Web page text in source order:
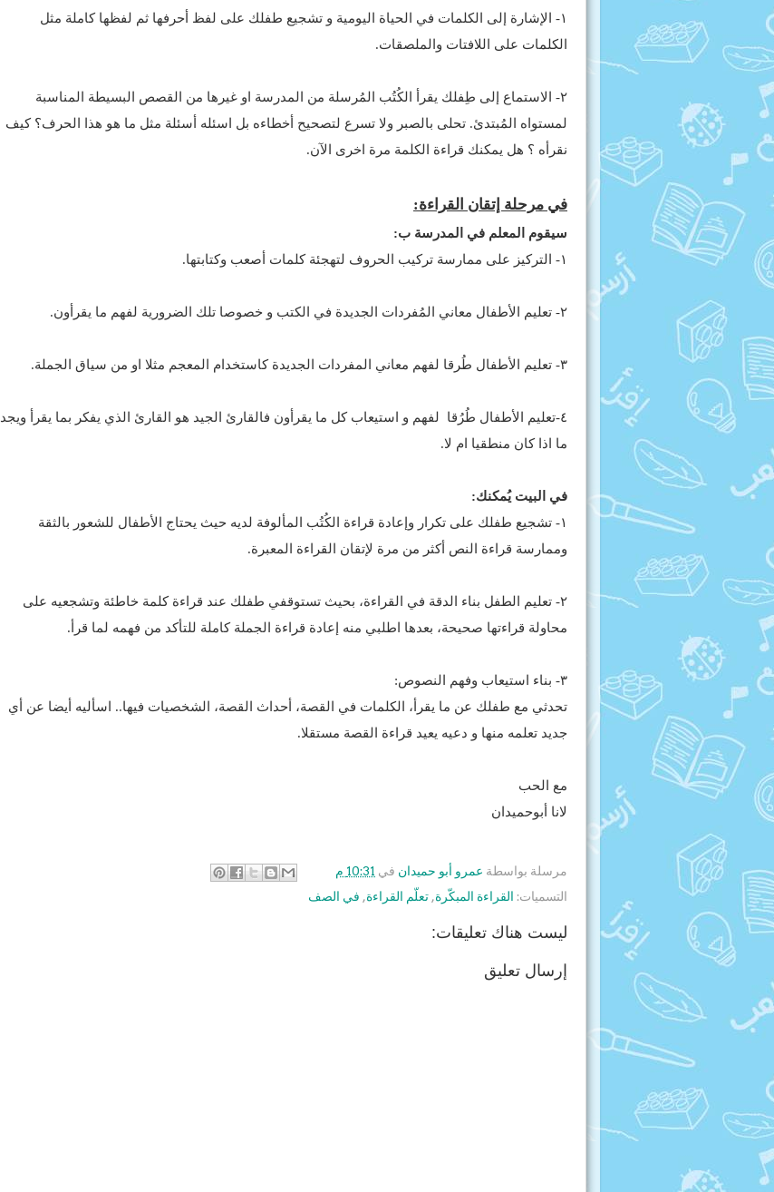
١- الإشارة إلى الكلمات في الحياة اليومية و تشجيع طفلك على لفظ أحرفها ثم لفظها كاملة مثل
الكلمات على اللافتات والملصقات.
٢- الاستماع إلى طِفلك يقرأ الكُتُب المُرسلة من المدرسة او غيرها من القصص البسيطة المناسبة
لمستواه المُبتدئ. تحلى بالصبر ولا تسرع لتصحيح أخطاءه بل اسئله أسئلة مثل ما هو هذا الحرف؟ كيف
نقرأه ؟ هل يمكنك قراءة الكلمة مرة اخرى الآن.
في مرحلة إتقان القراءة:
سيقوم المعلم في المدرسة ب:
١- التركيز على ممارسة تركيب الحروف لتهجئة كلمات أصعب وكتابتها.
٢- تعليم الأطفال معاني المُفردات الجديدة في الكتب و خصوصا تلك الضرورية لفهم ما يقرأون.
٣- تعليم الأطفال طُرقا لفهم معاني المفردات الجديدة كاستخدام المعجم مثلا او من سياق الجملة.
٤-تعليم الأطفال طُرُقا لفهم و استيعاب كل ما يقرأون فالقارئ الجيد هو القارئ الذي يفكر بما يقرأ ويجد
ما اذا كان منطقيا ام لا.
في البيت يُمكنك:
١- تشجيع طفلك على تكرار وإعادة قراءة الكُتُب المألوفة لديه حيث يحتاج الأطفال للشعور بالثقة
وممارسة قراءة النص أكثر من مرة لإتقان القراءة المعبرة.
٢- تعليم الطفل بناء الدقة في القراءة، بحيث تستوقفي طفلك عند قراءة كلمة خاطئة وتشجعيه على
محاولة قراءتها صحيحة، بعدها اطلبي منه إعادة قراءة الجملة كاملة للتأكد من فهمه لما قرأ.
٣- بناء استيعاب وفهم النصوص:
تحدثي مع طفلك عن ما يقرأ، الكلمات في القصة، أحداث القصة، الشخصيات فيها.. اسأليه أيضا عن أي
جديد تعلمه منها و دعيه يعيد قراءة القصة مستقلا.
مع الحب
لانا أبوحميدان
مرسلة بواسطة عمرو أبو حميدان في 10:31 م
التسميات: القراءة المبكّرة, تعلّم القراءة, في الصف
ليست هناك تعليقات:
إرسال تعليق